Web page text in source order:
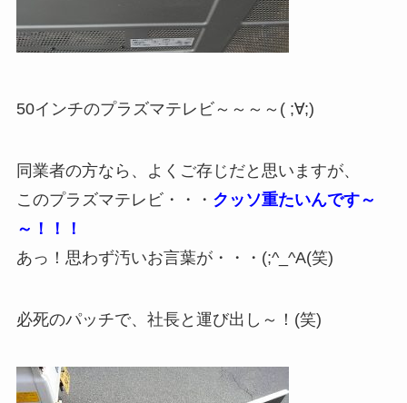
50インチのプラズマテレビ～～～～( ;∀;)
同業者の方なら、よくご存じだと思いますが、
このプラズマテレビ・・・ クッソ重たいんです～
～！！！
あっ！思わず汚いお言葉が・・・(;^_^A(笑)
必死のパッチで、社長と運び出し～！(笑)